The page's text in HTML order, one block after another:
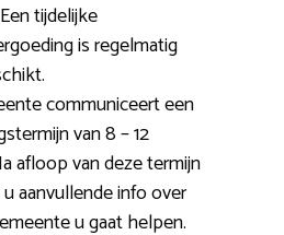
tijdelijke
is regelmatig
communiceert een
van 8 – 12
afloop van deze termijn
aanvullende info over
u gaat helpen.